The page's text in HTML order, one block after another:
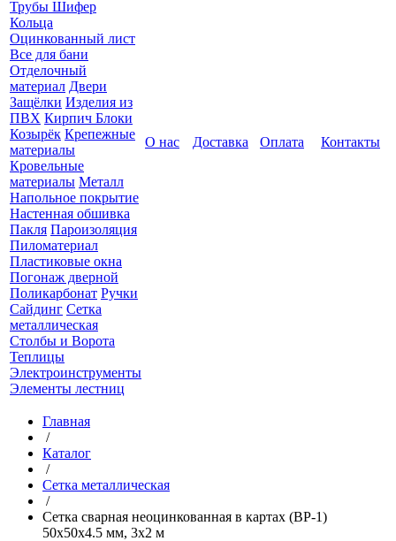
Трубы Шифер
Кольца
Оцинкованный лист
Все для бани
Отделочный
материал Двери
Защёлки Изделия из
ПВХ Кирпич Блоки
Козырёк Крепежные
материалы
Кровельные
материалы Металл
Напольное покрытие
Настенная обшивка
Пакля Пароизоляция
Пиломатериал
Пластиковые окна
Погонаж дверной
Поликарбонат Ручки
Сайдинг Сетка
металлическая
Столбы и Ворота
Теплицы
Электроинструменты
Элементы лестниц
О нас Доставка Оплата Контакты
Главная
/
Каталог
/
Сетка металлическая
/
Сетка сварная неоцинкованная в картах (ВР-1)
50x50x4.5 мм, 3x2 м